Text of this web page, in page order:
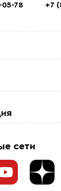
78 +7
от протечки
сети